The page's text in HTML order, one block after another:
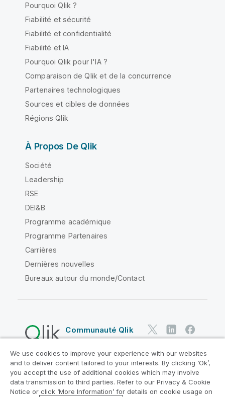
Pourquoi Qlik ?
Fiabilité et sécurité
Fiabilité et confidentialité
Fiabilité et IA
Pourquoi Qlik pour l'IA ?
Comparaison de Qlik et de la concurrence
Partenaires technologiques
Sources et cibles de données
Régions Qlik
À Propos De Qlik
Société
Leadership
RSE
DEI&B
Programme académique
Programme Partenaires
Carrières
Dernières nouvelles
Bureaux autour du monde/Contact
Communauté Qlik
Contrats juridiques
Conditions d'utilisation des produits
Legal Policies
Conditions légales
We use cookies to improve your experience with our websites
and to deliver content tailored to your interests. By clicking ‘Ok’,
you accept the use of additional cookies which may involve
data transmission to third parties. Refer to our Privacy & Cookie
Notice or click ‘More Information’ for details on cookie usage on